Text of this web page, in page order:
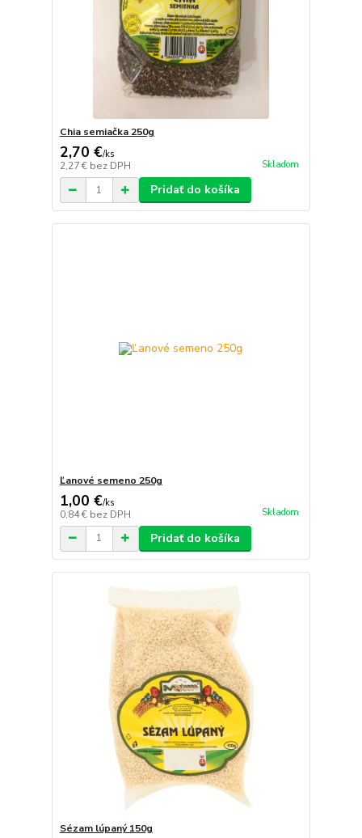
Chia semiačka 250g
2,70 €/ks
2,27 € bez DPH Skladom
Pridať do košíka
Ľanové semeno 250g
1,00 €/ks
0,84 € bez DPH Skladom
Pridať do košíka
Sézam lúpaný 150g